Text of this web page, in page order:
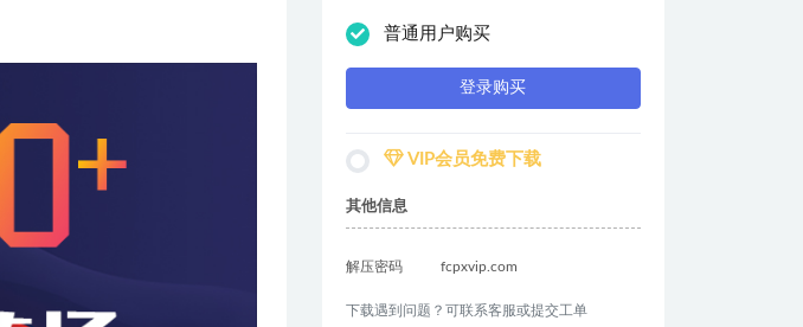
普通用户购买
登录购买
VIP会员免费下载
其他信息
解压密码 fcpxvip.com
下载遇到问题？可联系客服或提交工单